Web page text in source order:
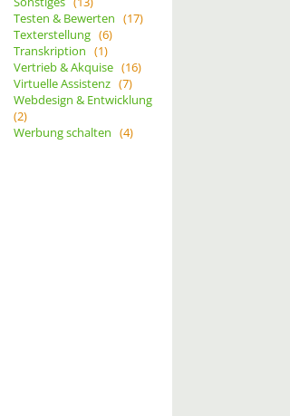
Testen & Bewerten (17)
Texterstellung (6)
Transkription (1)
Vertrieb & Akquise (16)
Virtuelle Assistenz (7)
Webdesign & Entwicklung
(2)
Werbung schalten (4)